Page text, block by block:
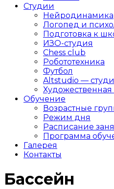
Студии
Нейродинамика
Логопед и
Подготовка к
ИЗО-студия
Chess club
Робототехника
Футбол
Altstudio —
Художественная
Обучение
Возрастные
Режим дня
Расписание
Программа
Галерея
Контакты
Бассейн